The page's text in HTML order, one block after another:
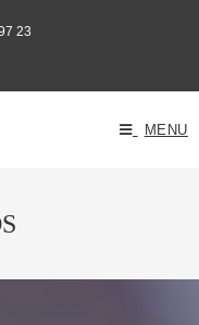
23
MENU